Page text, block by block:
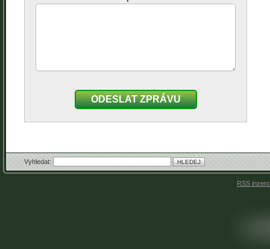
ODESLAT ZPRÁVU
Vyhledat:
RSS